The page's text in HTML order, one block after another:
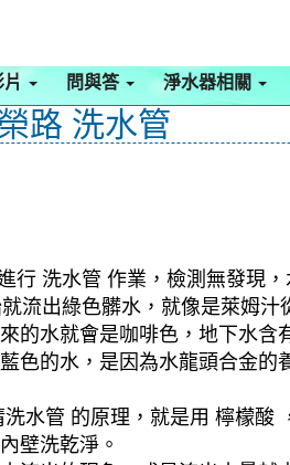
問與答 淨水器相關
路 洗水管
行 洗水管 作業，檢測無發現
流出綠色髒水，就像是萊姆
的水就會是咖啡色，地下水
色的水，是因為水龍頭合金
水管 的原理，就是用 檸檬
壁洗乾淨。